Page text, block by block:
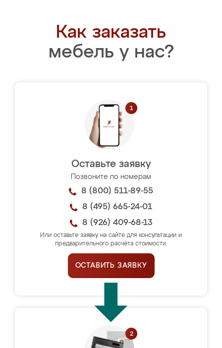
Как заказать
мебель у нас?
Оставьте заявку
Позвоните по номерам
8 (800) 511-89-55
8 (495) 665-24-01
8 (926) 409-68-13
Или оставьте заявку на сайте для консультации и
предварительного расчёта стоимости.
ОСТАВИТЬ ЗАЯВКУ